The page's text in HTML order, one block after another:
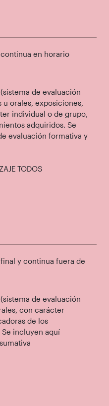
en horario
de evaluación
orales, exposiciones,
individual o de grupo,
adquiridos. Se
evaluación formativa y
TODOS
y continua fuera de
de evaluación
con carácter
de los
incluyen aquí